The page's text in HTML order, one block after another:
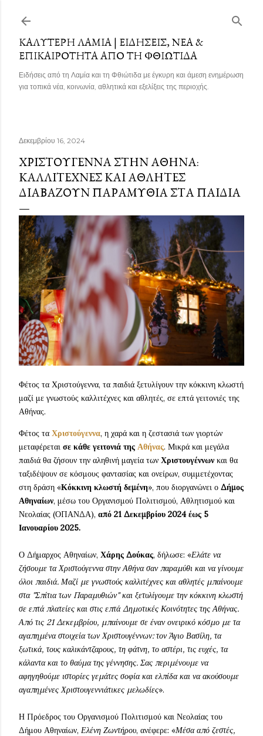
ΚΑΛΎΤΕΡΗ ΛΑΜΊΑ | ΕΙΔΉΣΕΙΣ, ΝΈΑ &
ΕΠΙΚΑΙΡΌΤΗΤΑ ΑΠΌ ΤΗ ΦΘΙΏΤΙΔΑ
Ειδήσεις από τη Λαμία και τη Φθιώτιδα με έγκυρη και άμεση ενημέρωση
για τοπικά νέα, κοινωνία, αθλητικά και εξελίξεις της περιοχής.
Δεκεμβρίου 16, 2024
ΧΡΙΣΤΟΎΓΕΝΝΑ ΣΤΗΝ ΑΘΉΝΑ:
ΚΑΛΛΙΤΈΧΝΕΣ ΚΑΙ ΑΘΛΗΤΈΣ
ΔΙΑΒΆΖΟΥΝ ΠΑΡΑΜΎΘΙΑ ΣΤΑ ΠΑΙΔΙΆ
Φέτος τα Χριστούγεννα, τα παιδιά ξετυλίγουν την κόκκινη κλωστή
μαζί με γνωστούς καλλιτέχνες και αθλητές, σε επτά γειτονιές της
Αθήνας.
Φέτος τα Χριστούγεννα, η χαρά και η ζεστασιά των γιορτών
μεταφέρεται σε κάθε γειτονιά της Αθήνας. Μικρά και μεγάλα
παιδιά θα ζήσουν την αληθινή μαγεία των Χριστουγέννων και θα
ταξιδέψουν σε κόσμους φαντασίας και ονείρων, συμμετέχοντας
στη δράση «Κόκκινη κλωστή δεμένη», που διοργανώνει ο Δήμος
Αθηναίων, μέσω του Οργανισμού Πολιτισμού, Αθλητισμού και
Νεολαίας (ΟΠΑΝΔΑ), από 21 Δεκεμβρίου 2024 έως 5
Ιανουαρίου 2025.
Ο Δήμαρχος Αθηναίων, Χάρης Δούκας, δήλωσε: «Ελάτε να
ζήσουμε τα Χριστούγεννα στην Αθήνα σαν παραμύθι και να γίνουμε
όλοι παιδιά. Μαζί με γνωστούς καλλιτέχνες και αθλητές μπαίνουμε
στα "Σπίτια των Παραμυθιών" και ξετυλίγουμε την κόκκινη κλωστή
σε επτά πλατείες και στις επτά Δημοτικές Κοινότητες της Αθήνας.
Από τις 21 Δεκεμβρίου, μπαίνουμε σε έναν ονειρικό κόσμο με τα
αγαπημένα στοιχεία των Χριστουγέννων: τον Άγιο Βασίλη, τα
ξωτικά, τους καλικάντζαρους, τη φάτνη, το αστέρι, τις ευχές, τα
κάλαντα και το θαύμα της γέννησης. Σας περιμένουμε να
αφηγηθούμε ιστορίες γεμάτες σοφία και ελπίδα και να ακούσουμε
αγαπημένες Χριστουγεννιάτικες μελωδίες».
Η Πρόεδρος του Οργανισμού Πολιτισμού και Νεολαίας του
Δήμου Αθηναίων, Ελένη Ζωντήρου, ανέφερε: «Μέσα από ζεστές,